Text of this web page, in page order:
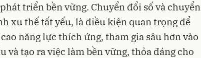
triển bền vững. Chuyển đổi số và chuyển
xu thế tất yếu, là điều kiện quan trọng để
năng lực thích ứng, tham gia sâu hơn vào
và tạo ra việc làm bền vững, thỏa đáng cho